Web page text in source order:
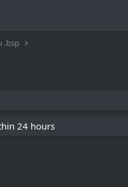
.bsp
24 hours